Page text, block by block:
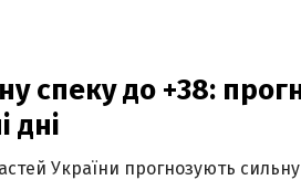
спеку до +38:
дні
України прогнозують